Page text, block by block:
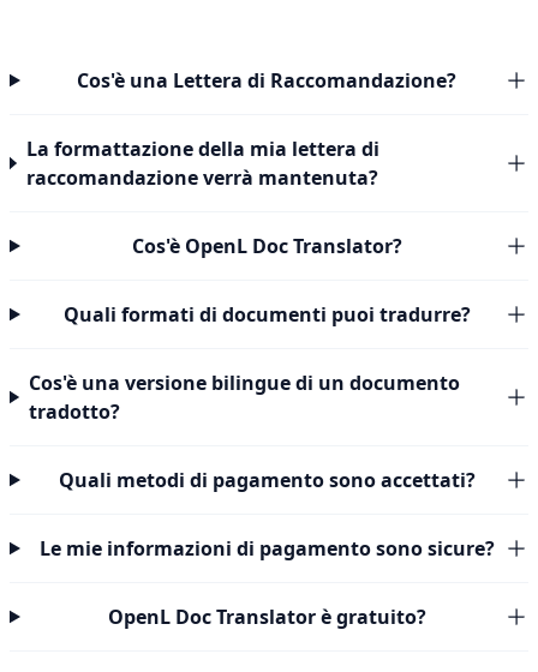
Cos'è una Lettera di Raccomandazione?
La formattazione della mia lettera di
raccomandazione verrà mantenuta?
Cos'è OpenL Doc Translator?
Quali formati di documenti puoi tradurre?
Cos'è una versione bilingue di un documento
tradotto?
Quali metodi di pagamento sono accettati?
Le mie informazioni di pagamento sono sicure?
OpenL Doc Translator è gratuito?